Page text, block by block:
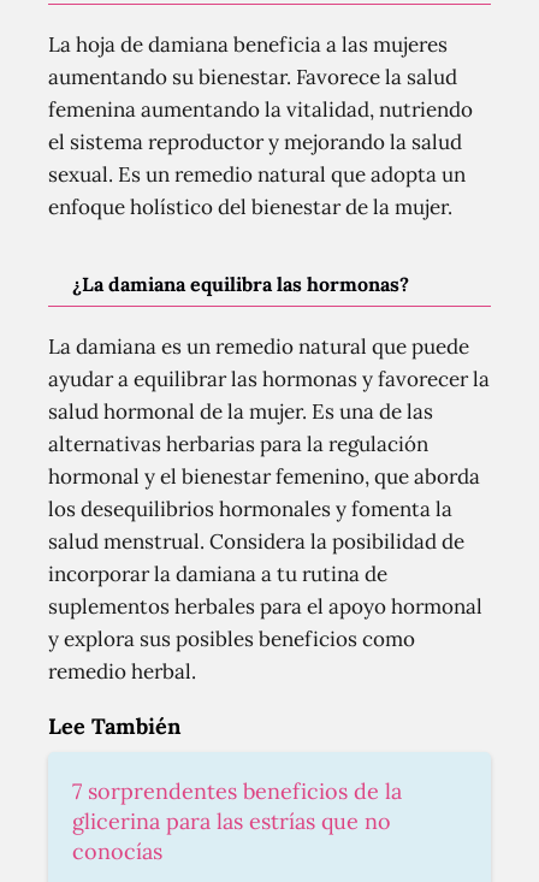
La hoja de damiana beneficia a las mujeres
aumentando su bienestar. Favorece la salud
femenina aumentando la vitalidad, nutriendo
el sistema reproductor y mejorando la salud
sexual. Es un remedio natural que adopta un
enfoque holístico del bienestar de la mujer.
¿La damiana equilibra las hormonas?
La damiana es un remedio natural que puede
ayudar a equilibrar las hormonas y favorecer la
salud hormonal de la mujer. Es una de las
alternativas herbarias para la regulación
hormonal y el bienestar femenino, que aborda
los desequilibrios hormonales y fomenta la
salud menstrual. Considera la posibilidad de
incorporar la damiana a tu rutina de
suplementos herbales para el apoyo hormonal
y explora sus posibles beneficios como
remedio herbal.
Lee También
7 sorprendentes beneficios de la
glicerina para las estrías que no
conocías